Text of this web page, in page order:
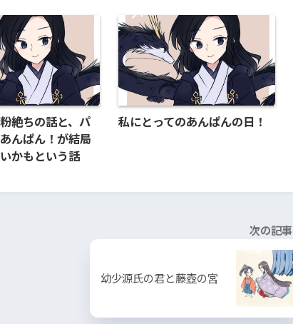
絶ちの話と、パ
んぱん！が結局
かもという話
私にとってのあんぱんの日！
次の記事
幼少源氏の君と藤壺の宮